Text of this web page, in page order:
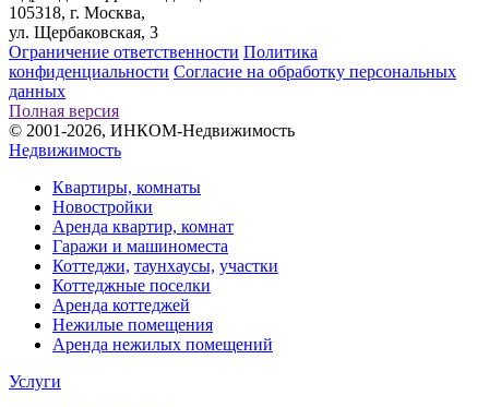
105318, г. Москва,
ул. Щербаковская, 3
Ограничение ответственности Политика
конфиденциальности Согласие на обработку персональных
данных
Полная версия
© 2001-2026, ИНКОМ-Недвижимость
Недвижимость
Квартиры, комнаты
Новостройки
Аренда квартир, комнат
Гаражи и машиноместа
Коттеджи, таунхаусы, участки
Коттеджные поселки
Аренда коттеджей
Нежилые помещения
Аренда нежилых помещений
Услуги